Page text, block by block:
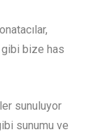
gibi bize has
sunuluyor
sunumu ve